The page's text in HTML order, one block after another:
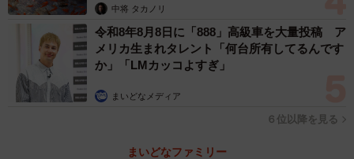
中将 タカノリ
令和8年8月8日に「888」高級車を大量投稿 ア
メリカ生まれタレント「何台所有してるんです
か」「LMカッコよすぎ」
まいどなメディア
６位以降を見る
まいどなファミリー